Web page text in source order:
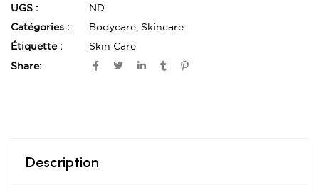
UGS :
ND
Catégories :
Bodycare Skincare
Étiquette :
Skin Care
Share:
Description